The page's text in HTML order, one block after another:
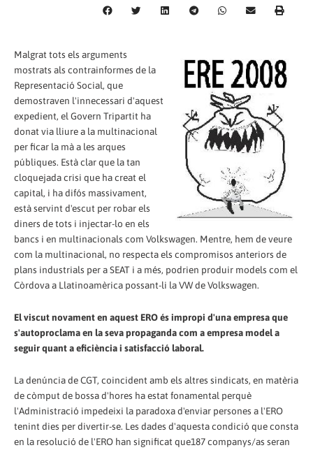
Malgrat tots els arguments
mostrats als contrainformes de la
Representació Social, que
demostraven l'innecessari d'aquest
expedient, el Govern Tripartit ha
donat via lliure a la multinacional
per ficar la mà a les arques
públiques. Està clar que la tan
cloquejada crisi que ha creat el
capital, i ha difós massivament,
està servint d'escut per robar els
diners de tots i injectar-lo en els
bancs i en multinacionals com Volkswagen. Mentre, hem de veure
com la multinacional, no respecta els compromisos anteriors de
plans industrials per a SEAT i a més, podrien produir models com el
Còrdova a Llatinoamèrica possant-li la VW de Volkswagen.
El viscut novament en aquest ERO és impropi d'una empresa que
s'autoproclama en la seva propaganda com a empresa model a
seguir quant a eficiència i satisfacció laboral.
La denúncia de CGT, coincident amb els altres sindicats, en matèria
de còmput de bossa d'hores ha estat fonamental perquè
l'Administració impedeixi la paradoxa d'enviar persones a l'ERO
tenint dies per divertir-se. Les dades d'aquesta condició que consta
en la resolució de l'ERO han significat que187 companys/as seran